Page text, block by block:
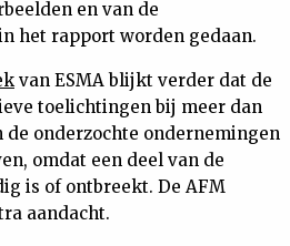
en van de
het rapport worden gedaan.
van ESMA blijkt verder dat de
toelichtingen bij meer dan
onderzochte ondernemingen
omdat een deel van de
is of ontbreekt. De AFM
aandacht.